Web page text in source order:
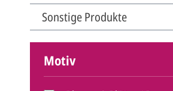
Sonstige Produkte
Motiv